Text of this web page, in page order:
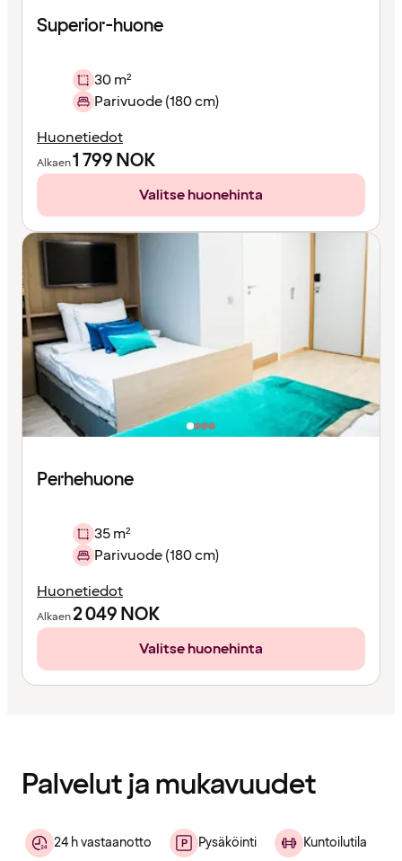
Superior-huone
30 m²
Parivuode (180 cm)
Huonetiedot
Alkaen1 799NOK
Valitse huonehinta
Perhehuone
35 m²
Parivuode (180 cm)
Huonetiedot
Alkaen2 049NOK
Valitse huonehinta
Palvelut ja mukavuudet
24 h vastaanotto Pysäköinti Kuntoilutila